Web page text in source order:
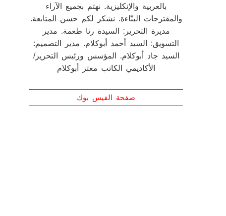
بالعربية والإنكليزية. نهتم بجميع الآراء
والمقترحات البنّاءة. نشكر لكم حسن المتابعة.
مديرة التحرير: السيدة رنا طعمة. مدير
التسويق: السيد أحمد أبوكلام. مدير التصميم:
السيد جاد أبوكلام. المؤسس ورئيس التحرير/
الأكاديمي الكاتب معتز أبوكلام
صفحة الفيس بوك